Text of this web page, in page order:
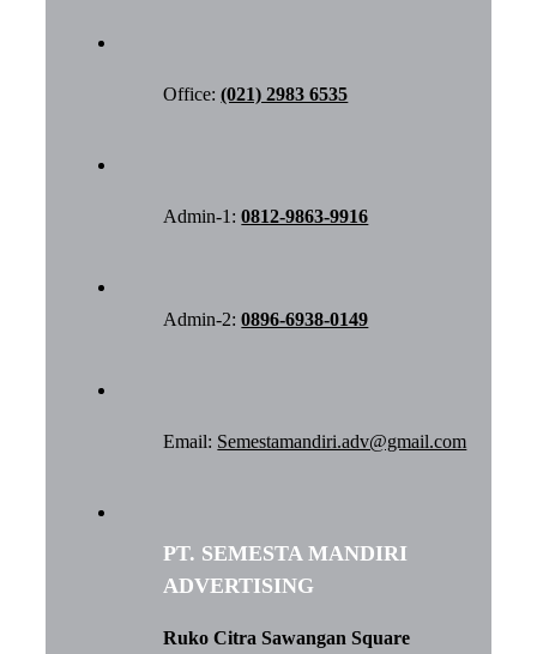
Office:(021) 2983 6535
Admin-1:0812-9863-9916
Admin-2:0896-6938-0149
Email: Semestamandiri.adv@gmail.com
PT. SEMESTA MANDIRI
ADVERTISING
Ruko Citra Sawangan Square